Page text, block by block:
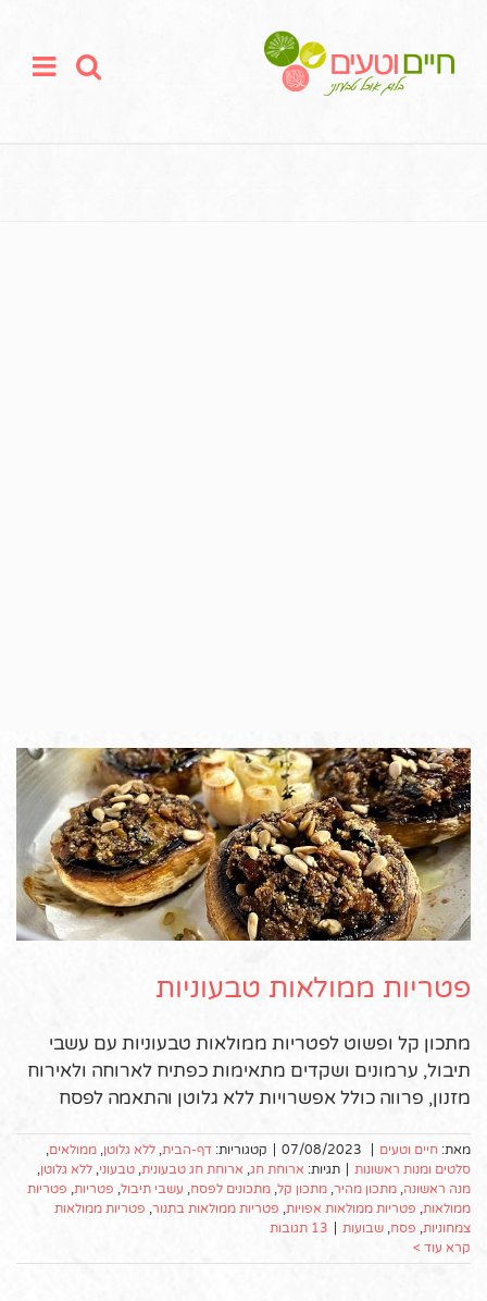
פטריות ממולאות טבעוניות
מתכון קל ופשוט לפטריות ממולאות טבעוניות עם עשבי
תיבול, ערמונים ושקדים מתאימות כפתיח לארוחה ולאירוח
מזנון, פרווה כולל אפשרויות ללא גלוטן והתאמה לפסח
מאת: חיים וטעים 07/08/2023 קטגוריות: דף-הבית, ללא גלוטן, ממולאים,
סלטים ומנות ראשונות
תגיות: ארוחת חג, ארוחת חג טבעונית, טבעוני, ללא גלוטן,
מנה ראשונה, מתכון מהיר, מתכון קל, מתכונים לפסח, עשבי תיבול, פטריות, פטריות
ממולאות, פטריות ממולאות אפויות, פטריות ממולאות בתנור, פטריות ממולאות
צמחוניות, פסח, שבועות
13 תגובות
קרא עוד >